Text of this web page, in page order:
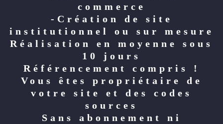
commerce
-Création de site
institutionnel ou sur mesure
Réalisation en moyenne sous
10 jours
Référencement compris !
Vous êtes propriétaire de
votre site et des codes
sources
Sans abonnement ni